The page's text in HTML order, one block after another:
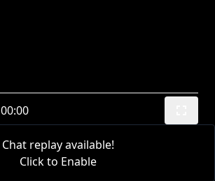
00:00
Chat replay available!
Click to Enable